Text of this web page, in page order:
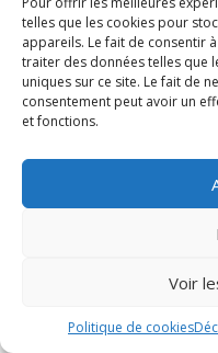
telles que les cookies pour
appareils. Le fait de consentir
traiter des données telles que
uniques sur ce site. Le fait de
consentement peut avoir un
et fonctions.
Voir
Politique de cookies